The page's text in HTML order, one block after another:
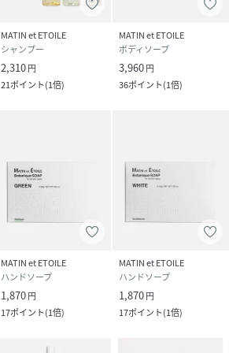
【成分】水、ヤシ脂肪酸アルギニン、グリセリ
ン、ミリスタミドプロピルベタイン、コカミドＤ
ＥＡ、コカミドプロピルベタイン、エタノー
ル、ソルビトール、ＢＧ、アロエベラ葉エキ
【容器】バイオPET容器
販売元：楽天グループ株式会社
＜お電話でのお問い合わせ＞
固定電話からのお問い合わせ
MATIN et ETOILE
シャンプー
2,310円
21ポイント(1倍)
MATIN et ETOILE
ボディソープ
3,960円
36ポイント(1倍)
MATIN et ETOILE
ハンドソープ
1,870円
17ポイント(1倍)
MATIN et ETOILE
ハンドソープ
1,870円
17ポイント(1倍)